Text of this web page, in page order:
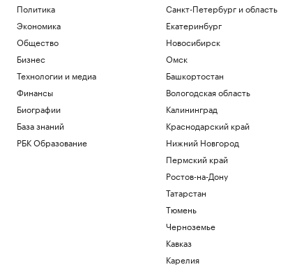
Политика
Экономика
Общество
Бизнес
Технологии и медиа
Финансы
Биографии
База знаний
РБК Образование
Санкт-Петербург и область
Екатеринбург
Новосибирск
Омск
Башкортостан
Вологодская область
Калининград
Краснодарский край
Нижний Новгород
Пермский край
Ростов-на-Дону
Татарстан
Тюмень
Черноземье
Кавказ
Карелия